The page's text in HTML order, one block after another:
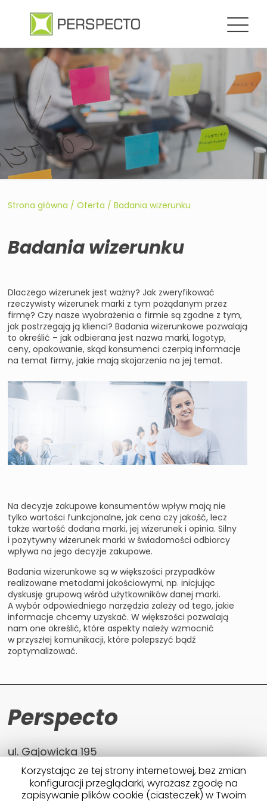
Strona główna / Oferta / Badania wizerunku
Badania wizerunku
Dlaczego wizerunek jest ważny? Jak zweryfikować
rzeczywisty wizerunek marki z tym pożądanym przez
firmę? Czy nasze wyobrażenia o firmie są zgodne z tym,
jak postrzegają ją klienci? Badania wizerunkowe pozwalają
to określić – jak odbierana jest nazwa marki, logotyp,
ceny, opakowanie, skąd konsumenci czerpią informacje
na temat firmy, jakie mają skojarzenia na jej temat.
Na decyzje zakupowe konsumentów wpływ mają nie
tylko wartości funkcjonalne, jak cena czy jakość, lecz
także wartość dodana marki, jej wizerunek i opinia. Silny
i pozytywny wizerunek marki w świadomości odbiorcy
wpływa na jego decyzje zakupowe.
Badania wizerunkowe są w większości przypadków
realizowane metodami jakościowymi, np. inicjując
dyskusję grupową wśród użytkowników danej marki.
A wybór odpowiedniego narzędzia zależy od tego, jakie
informacje chcemy uzyskać. W większości pozwalają
nam one określić, które aspekty należy wzmocnić
w przyszłej komunikacji, które polepszyć bądź
zoptymalizować.
Perspecto
ul. Gajowicka 195
53-150 Wrocław
tel.: +48 (0) 71 377 88 93
Korzystając ze tej strony internetowej, bez zmian
konfiguracji przeglądarki, wyrażasz zgodę na
zapisywanie plików cookie (ciasteczek) w Twoim